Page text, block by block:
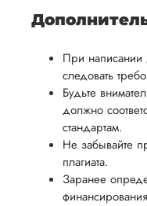
При написании
следовать
Будьте
должно
стандартам.
Не забывайте
плагиата.
Заранее